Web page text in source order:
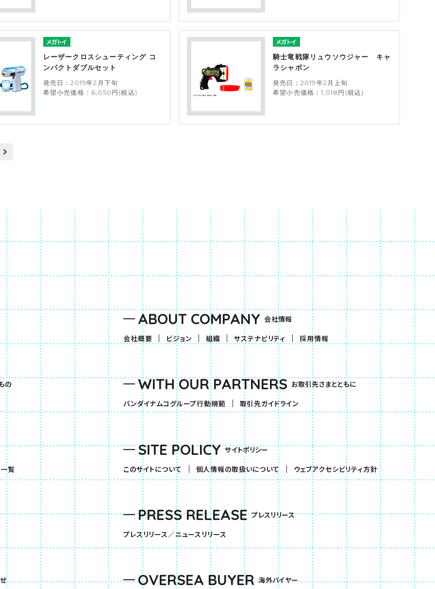
レーザークロスシューティング コ
ンパクトダブルセット
発売日：2019年2月下旬
希望小売価格：6,050円(税込)
騎士竜戦隊リュウソウジャー キャ
ラシャボン
発売日：2019年2月上旬
希望小売価格：1,018円(税込)
の
覧（別ウィンドウで開きます）
）
ABOUT COMPANY 会社情報
会社概要
ビジョン 組織 サステナビリティ 採用情報
WITH OUR PARTNERS お取引先さまとともに
バンダイナムコグループ行動規範
取引先ガイドライン
SITE POLICY サイトポリシー
このサイトについて
個人情報の取扱いについて ウェブアクセシビリティ方針
PRESS RELEASE プレスリリース
プレスリリース／ニュースリリース
OVERSEA BUYER 海外バイヤー